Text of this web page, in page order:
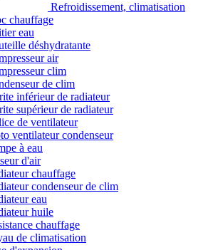
Refroidissement, climatisation
chauffage
eau
déshydratante
air
clim
de clim
inférieur de radiateur
supérieur de radiateur
de ventilateur
ventilateur condenseur
à eau
d'air
chauffage
condenseur de clim
eau
huile
chauffage
de climatisation